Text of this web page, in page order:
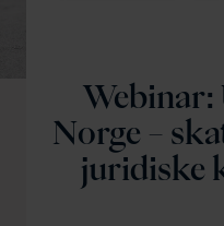
Norge –
juridiske